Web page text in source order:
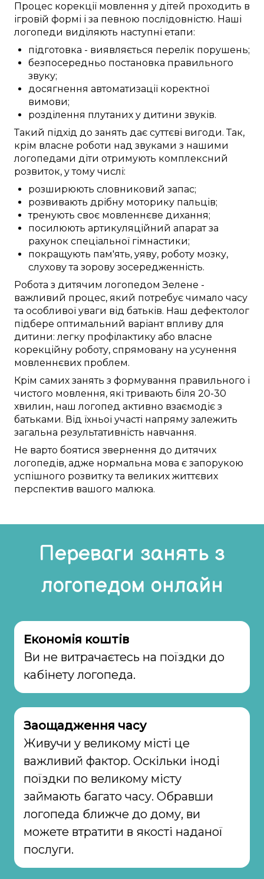
Процес корекції мовлення у дітей проходить в
ігровій формі і за певною послідовністю. Наші
логопеди виділяють наступні етапи:
підготовка - виявляється перелік порушень;
безпосередньо постановка правильного
звуку;
досягнення автоматизації коректної
вимови;
розділення плутаних у дитини звуків.
Такий підхід до занять дає суттєві вигоди. Так,
крім власне роботи над звуками з нашими
логопедами діти отримують комплексний
розвиток, у тому числі:
розширюють словниковий запас;
розвивають дрібну моторику пальців;
тренують своє мовленнєве дихання;
посилюють артикуляційний апарат за
рахунок спеціальної гімнастики;
покращують пам'ять, уяву, роботу мозку,
слухову та зорову зосередженність.
Робота з дитячим логопедомЗелене -
важливий процес, який потребує чимало часу
та особливої уваги від батьків. Наш дефектолог
підбере оптимальний варіантвпливу для
дитини:легку профілактику або власне
корекційну роботу, спрямовану на усунення
мовленнєвих проблем.
Крім самих занять з формування правильного і
чистого мовлення, які тривають біля 20-30
хвилин, наш логопед активно взаємодіє з
батьками. Від їхньої участі напряму залежить
загальна результативність навчання.
Не варто боятися звернення до дитячих
логопедів, адже нормальна мова є запорукою
успішного розвитку та великих життєвих
перспектив вашого малюка.
Переваги занять з
логопедом онлайн
Економія коштів
Ви не витрачаєтесь на поїздки до
кабінету логопеда.
Заощадження часу
Живучи у великому місті це
важливий фактор. Оскільки іноді
поїздки по великому місту
займають багато часу. Обравши
логопеда ближче до дому, ви
можете втратити в якості наданої
послуги.